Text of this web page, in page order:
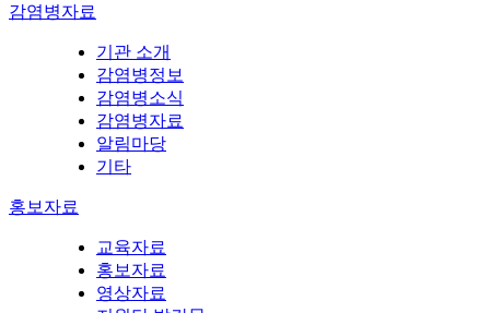
감염병자료
기관 소개
감염병정보
감염병소식
감염병자료
알림마당
기타
홍보자료
교육자료
홍보자료
영상자료